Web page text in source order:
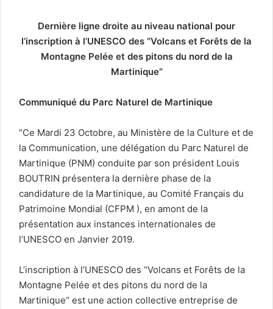
Dernière ligne droite au niveau national pour
l’inscription à l’UNESCO des “Volcans et Forêts de la
Montagne Pelée et des pitons du nord de la
Martinique“
Communiqué du Parc Naturel de Martinique
“Ce Mardi 23 Octobre, au Ministère de la Culture et de
la Communication, une délégation du Parc Naturel de
Martinique (PNM) conduite par son président Louis
BOUTRIN présentera la dernière phase de la
candidature de la Martinique, au Comité Français du
Patrimoine Mondial (CFPM ), en amont de la
présentation aux instances internationales de
l’UNESCO en Janvier 2019.
L’inscription à l’UNESCO des “Volcans et Forêts de la
Montagne Pelée et des pitons du nord de la
Martinique“ est une action collective entreprise de